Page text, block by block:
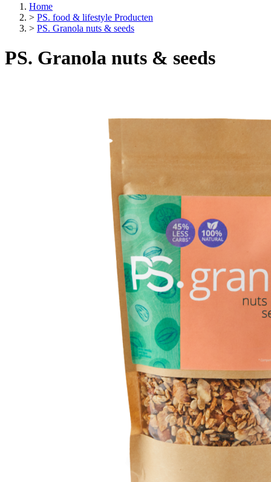
Home
> PS. food & lifestyle Producten
> PS. Granola nuts & seeds
PS. Granola nuts & seeds